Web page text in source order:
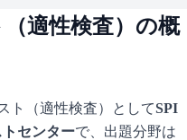
適性検査）の概
ト（適性検査）としてSPI
トセンターで、 出題分野は